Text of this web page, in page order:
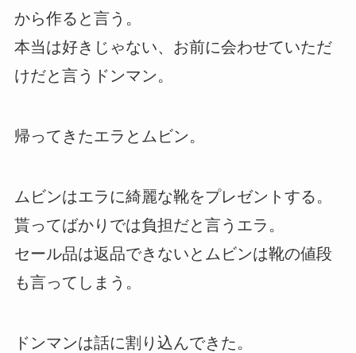
から作ると言う。
本当は好きじゃない、お前に会わせていただ
けだと言うドンマン。
帰ってきたエラとムビン。
ムビンはエラに綺麗な靴をプレゼントする。
貰ってばかりでは負担だと言うエラ。
セール品は返品できないとムビンは靴の値段
も言ってしまう。
ドンマンは話に割り込んできた。